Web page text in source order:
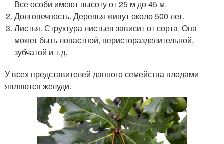
Все особи имеют высоту от 25 м до 45 м.
Долговечность. Деревья живут около 500 лет.
Листья. Структура листьев зависит от сорта. Она
может быть лопастной, перисторазделительной,
зубчатой и т.д.
У всех представителей данного семейства плодами
являются желуди.